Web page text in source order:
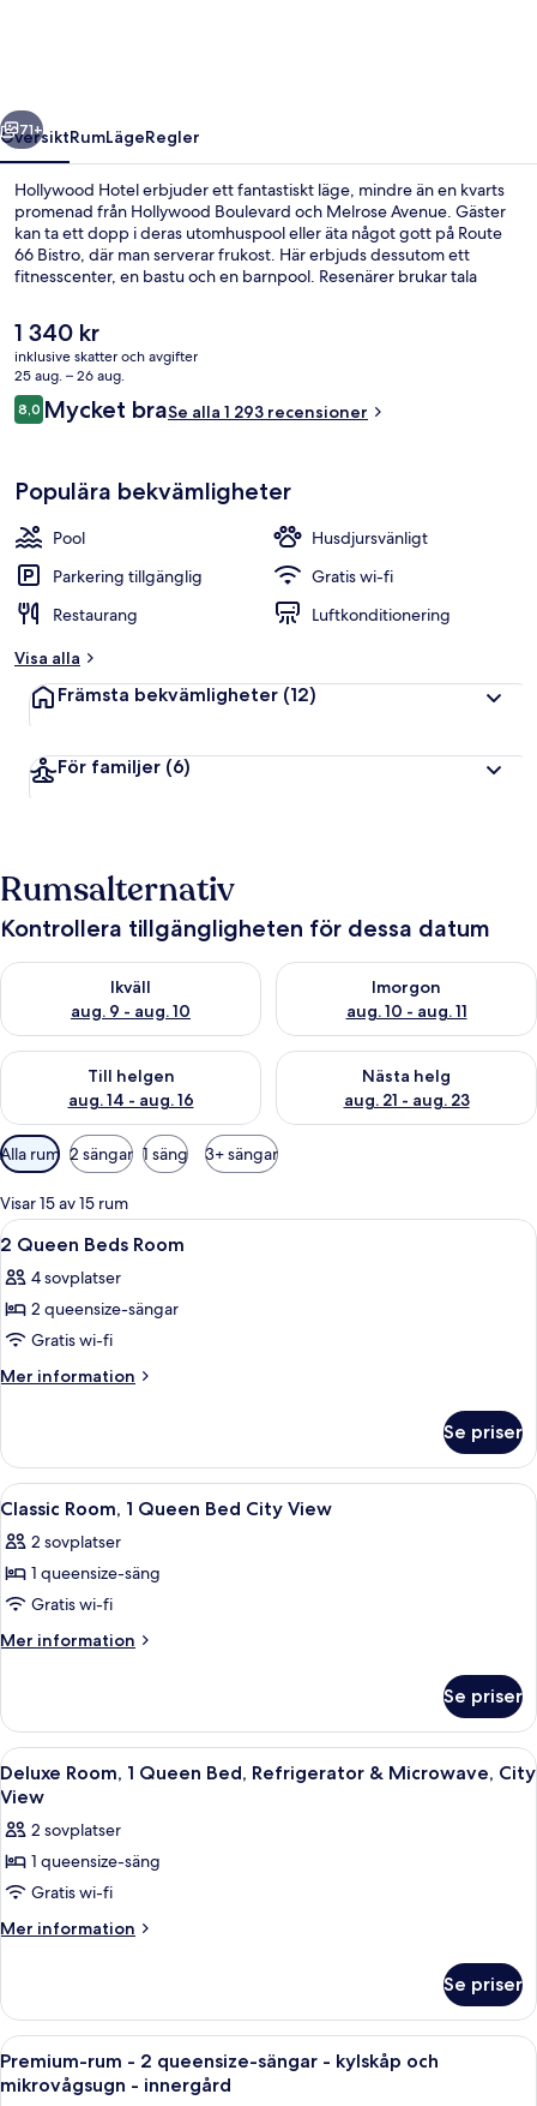
Nästa
71+
ÖversiktRumLägeRegler
Hollywood Hotel erbjuder ett fantastiskt läge, mindre än en kvarts
promenad från Hollywood Boulevard och Melrose Avenue. Gäster
kan ta ett dopp i deras utomhuspool eller äta något gott på Route
66 Bistro, där man serverar frukost. Här erbjuds dessutom ett
fitnesscenter, en bastu och en barnpool. Resenärer brukar tala
ligger bara en kort promenad från kollektivtrafik. Till Vermont -
Santa Monica Station tar det 5 minuter att gå och till Vermont -
Sunset Station är det 7 minuter.
Det
nuvarande
priset
är
1 340 kr
1 340 kr
inklusive skatter och avgifter
25 aug. – 26 aug.
Recensioner
8,08,0 av 10,
Mycket braSe alla 1 293 recensioner
Populära bekvämligheter
Pool
Husdjursvänligt
Parkering tillgänglig
Gratis wi-fi
Restaurang
Luftkonditionering
Visa alla
Främsta bekvämligheter (12)
För familjer (6)
Rumsalternativ
Kontrollera tillgängligheten för dessa datum
Ikväll
aug. 9 - aug. 10
Kontrollera tillgängligheten för ikväll aug. 9 - aug. 10
Imorgon
aug. 10 - aug. 11
Kontrollera tillgängligheten
Till helgen
aug. 14 - aug. 16
Kontrollera tillgängligheten för den här helgen aug. 14 - aug.
Nästa helg
aug. 21 - aug. 23
Kontrollera tillgängligheten
Tillgängliga
filter
för
rum
Alla rum 2 sängar 1 säng 3+ sängar
Visar 15 av 15 rum
Öppna
alla
foton
för
2
Queen
Allergitestade sängkläder,
3
2 Queen Beds Room
4 sovplatser
2 queensize-sängar
Gratis wi-fi
Mer information
Mer
Queen
Beds
Room
Se priser
Öppna
alla
foton
för
Classic
Room,
Bed
City
View
14
Classic Room, 1 Queen Bed City View
2 sovplatser
1 queensize-säng
Gratis wi-fi
Mer information
Mer
Room,
Queen
Bed
View
Se priser
Öppna
alla
foton
för
Deluxe
Room,
1
Refrigerator
&
Microwave,
City
Ett hotellrum med en säng, ett
11
Deluxe Room, 1 Queen Bed, Refrigerator & Microwave, City
View
2 sovplatser
1 queensize-säng
Gratis wi-fi
Mer information
Mer
Room,
Queen
Bed,
Refrigerator
Se priser
Öppna
alla
Ett modernt hotellrum med en soffa,
5
Premium-rum - 2 queensize-sängar - kylskåp och
mikrovågsugn - innergård